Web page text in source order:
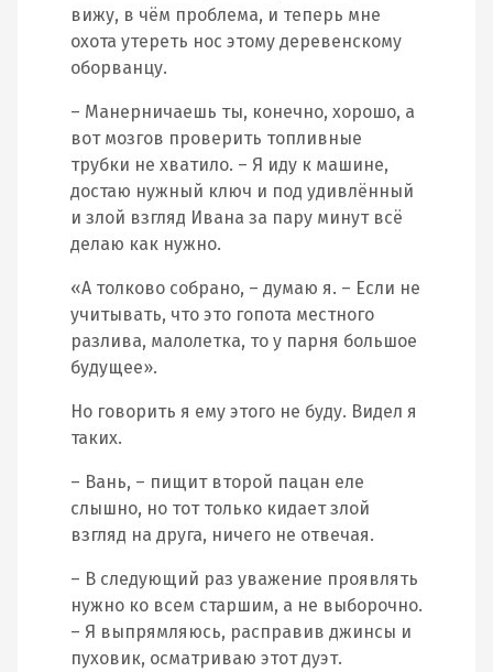
вижу, в чём проблема, и теперь мне
охота утереть нос этому деревенскому
оборванцу.
– Манерничаешь ты, конечно, хорошо, а
вот мозгов проверить топливные
трубки не хватило. – Я иду к машине,
достаю нужный ключ и под удивлённый
и злой взгляд Ивана за пару минут всё
делаю как нужно.
«А толково собрано, – думаю я. – Если не
учитывать, что это гопота местного
разлива, малолетка, то у парня большое
будущее».
Но говорить я ему этого не буду. Видел я
таких.
– Вань, – пищит второй пацан еле
слышно, но тот только кидает злой
взгляд на друга, ничего не отвечая.
– В следующий раз уважение проявлять
нужно ко всем старшим, а не выборочно.
– Я выпрямляюсь, расправив джинсы и
пуховик, осматриваю этот дуэт.